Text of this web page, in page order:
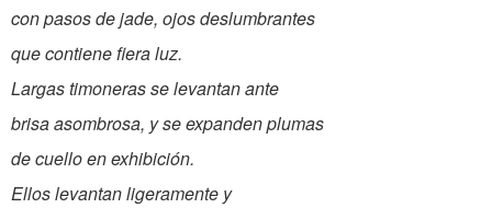
con pasos de jade, ojos deslumbrantes
que contiene fiera luz.
Largas timoneras se levantan ante
brisa asombrosa, y se expanden plumas
de cuello en exhibición.
Ellos levantan ligeramente y